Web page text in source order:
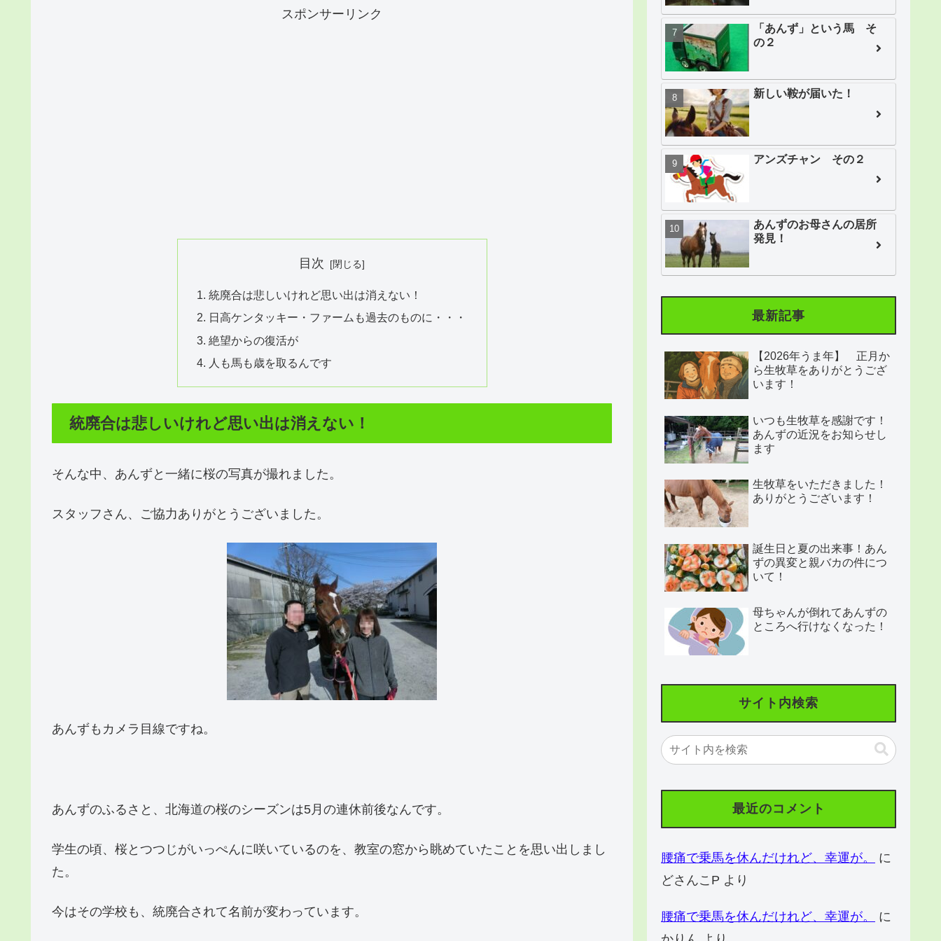
スポンサーリンク
目次
統廃合は悲しいけれど思い出は消えない！
日高ケンタッキー・ファームも過去のものに・・・
絶望からの復活が
人も馬も歳を取るんです
統廃合は悲しいけれど思い出は消えない！
そんな中、あんずと一緒に桜の写真が撮れました。
スタッフさん、ご協力ありがとうございました。
あんずもカメラ目線ですね。
あんずのふるさと、北海道の桜のシーズンは5月の連休前後なんです。
学生の頃、桜とつつじがいっぺんに咲いているのを、教室の窓から眺めていたことを思い出しまし
た。
今はその学校も、統廃合されて名前が変わっています。
「あんず」という馬 そ
の２
新しい鞍が届いた！
アンズチャン その２
あんずのお母さんの居所
発見！
最新記事
【2026年うま年】 正月か
ら生牧草をありがとうござ
います！
いつも生牧草を感謝です！
あんずの近況をお知らせし
ます
生牧草をいただきました！
ありがとうございます！
誕生日と夏の出来事！あん
ずの異変と親バカの件につ
いて！
母ちゃんが倒れてあんずの
ところへ行けなくなった！
サイト内検索
最近のコメント
腰痛で乗馬を休んだけれど、幸運が。
に
どさんこP より
腰痛で乗馬を休んだけれど、幸運が。
に